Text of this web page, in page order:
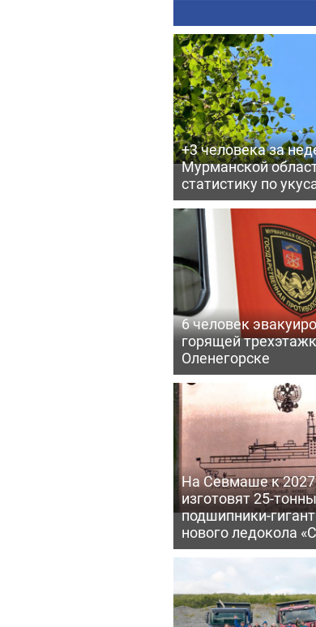
+3 человека за
Мурманской
статистику по
6 человек
горящей
Оленегорске
На Севмаше к 2027
изготовят 25-
подшипники-
нового ледокола